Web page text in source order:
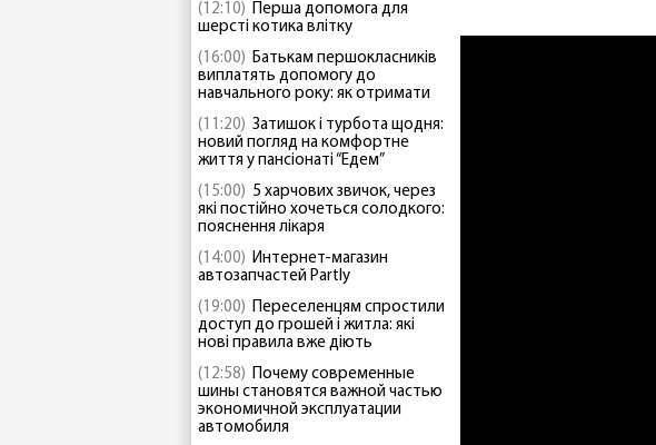
(12:10) Перша допомога для
шерсті котика влітку
(16:00) Батькам першокласників
виплатять допомогу до
навчального року: як отримати
(11:20) Затишок і турбота щодня:
новий погляд на комфортне
життя у пансіонаті “Едем”
(15:00) 5 харчових звичок, через
які постійно хочеться солодкого:
пояснення лікаря
(14:00) Интернет-магазин
автозапчастей Partly
(19:00) Переселенцям спростили
доступ до грошей і житла: які
нові правила вже діють
(12:58) Почему современные
шины становятся важной частью
экономичной эксплуатации
автомобиля